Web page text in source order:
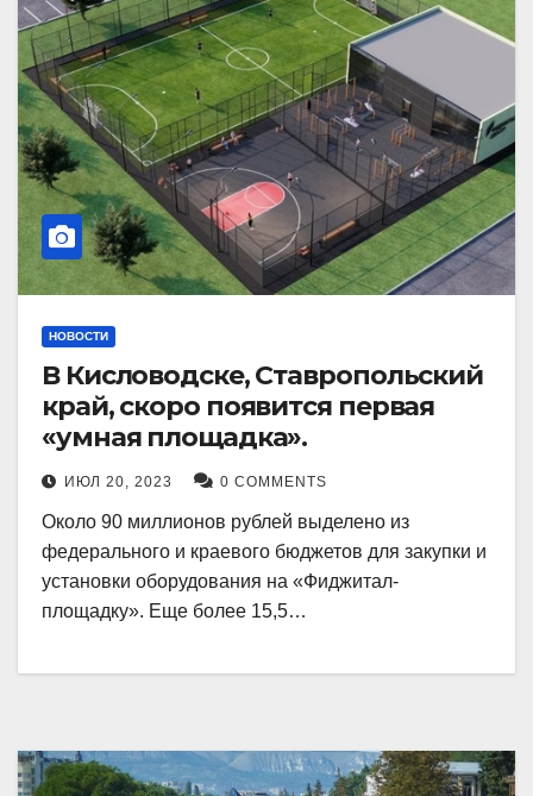
НОВОСТИ
В Кисловодске, Ставропольский
край, скоро появится первая
«умная площадка».
ИЮЛ 20, 2023 0 COMMENTS
Около 90 миллионов рублей выделено из
федерального и краевого бюджетов для закупки и
установки оборудования на «Фиджитал-
площадку». Еще более 15,5…